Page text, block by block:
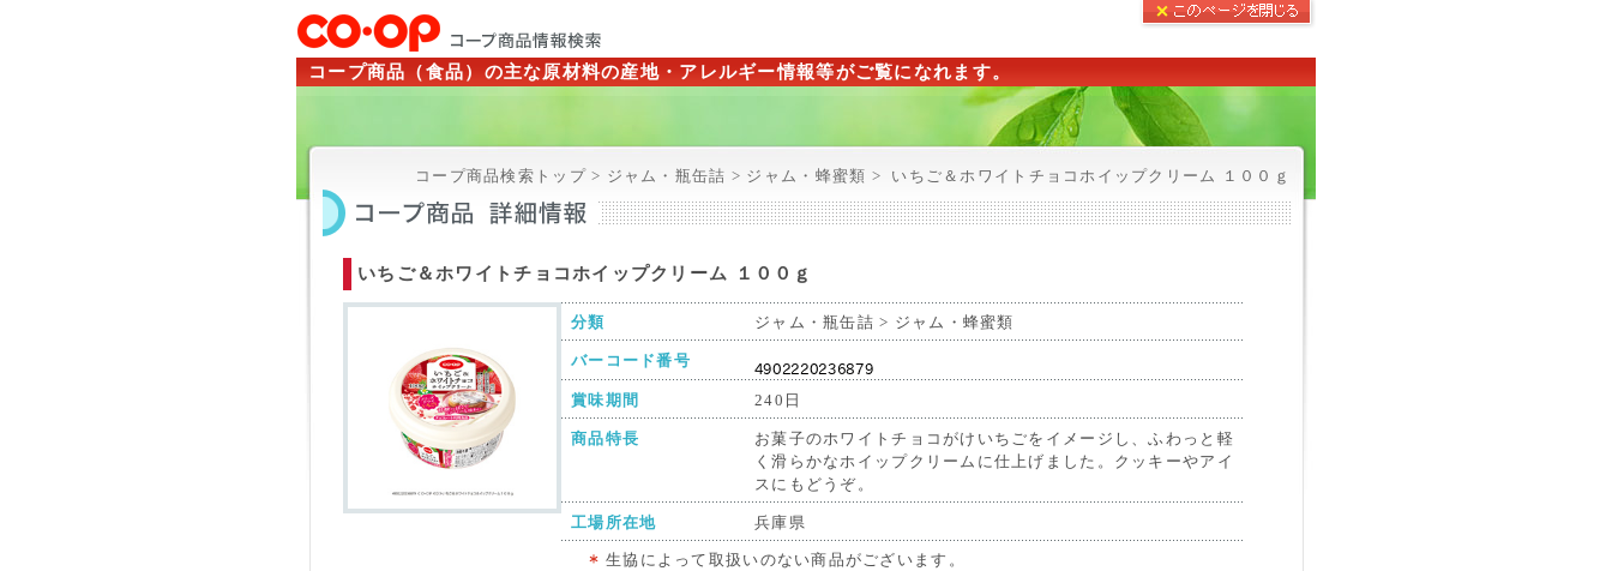
コープ商品（食品）の主な原材料の産地・アレルギー情報等がご覧になれます。
コープ商品検索トップ > ジャム・瓶缶詰 > ジャム・蜂蜜類 > いちご＆ホワイトチョコホイップクリーム １００ｇ
いちご＆ホワイトチョコホイップクリーム １００ｇ
分類 ジャム・瓶缶詰 > ジャム・蜂蜜類
バーコード番号
賞味期間 240日
商品特長
お菓子のホワイトチョコがけいちごをイメージし、ふわっと軽
く滑らかなホイップクリームに仕上げました。クッキーやアイ
スにもどうぞ。
工場所在地 兵庫県
生協によって取扱いのない商品がございます。